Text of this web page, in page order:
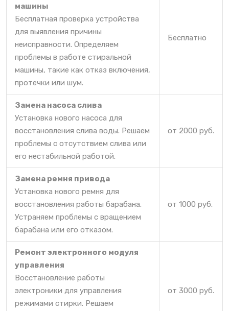
машины
Бесплатная проверка устройства
для выявления причины
неисправности. Определяем
проблемы в работе стиральной
машины, такие как отказ включения,
протечки или шум.
Бесплатно
Замена насоса слива
Установка нового насоса для
восстановления слива воды. Решаем
проблемы с отсутствием слива или
его нестабильной работой.
от 2000 руб.
Замена ремня привода
Установка нового ремня для
восстановления работы барабана.
Устраняем проблемы с вращением
барабана или его отказом.
от 1000 руб.
Ремонт электронного модуля
управления
Восстановление работы
электроники для управления
режимами стирки. Решаем
от 3000 руб.